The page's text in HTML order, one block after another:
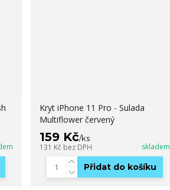
Kryt iPhone 11 Pro - Sulada
Multiflower červený
159 Kč/ks
131 Kč bez DPH skladem
Přidat do košíku